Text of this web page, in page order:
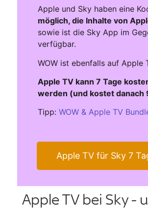
Apple und Sky haben eine
möglich, die Inhalte von
sowie ist die Sky App im
verfügbar.
WOW ist ebenfalls auf Apple
Apple TV kann 7 Tage
werden (und kostet danach
Tipp: WOW & Apple TV
Apple TV für Sky 7
Apple TV bei Sky -